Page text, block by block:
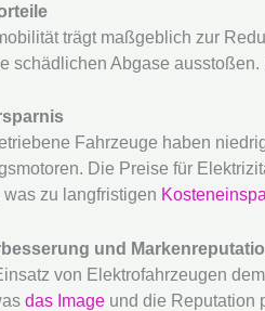
trägt maßgeblich zur
schädlichen Abgase
Fahrzeuge haben
Die Preise für
was zu langfristigen
und
von Elektrofahrzeugen
das Image und die Reputation